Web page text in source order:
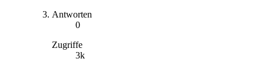
Antworten
0
Zugriffe
3k